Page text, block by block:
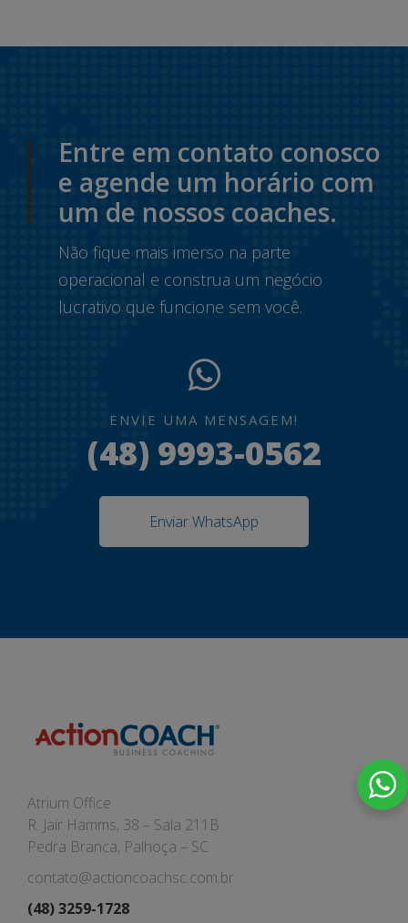
Entre em contato conosco
e agende um horário com
um de nossos coaches.
Não fique mais imerso na parte
operacional e construa um negócio
lucrativo que funcione sem você.
ENVIE UMA MENSAGEM!
(48) 9993-0562
Enviar WhatsApp
Atrium Office
R. Jair Hamms, 38 – Sala 211B
Pedra Branca, Palhoça – SC
contato@actioncoachsc.com.br
(48) 3259-1728